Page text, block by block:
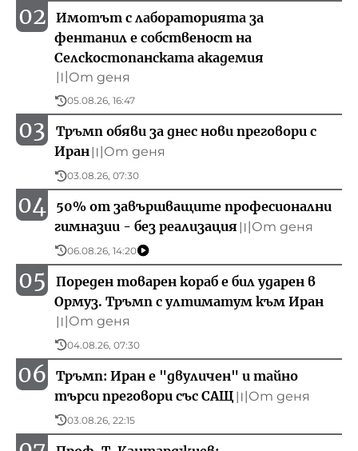
06
Тръмп: Иран е "двуличен" и тайно
търси преговори със САЩ 〣 От деня
03.08.26, 22:15
02
Имотът с лабораторията за
фентанил е собственост на
Селскостопанската академия
〣 От деня
05.08.26, 16:47
03
Тръмп обяви за днес нови преговори с
Иран 〣 От деня
03.08.26, 07:30
04
50% от завършващите професионални
гимназии - без реализация 〣 От деня
06.08.26, 14:20
05
Пореден товарен кораб е бил ударен в
Ормуз. Тръмп с ултиматум към Иран
〣 От деня
04.08.26, 07:30